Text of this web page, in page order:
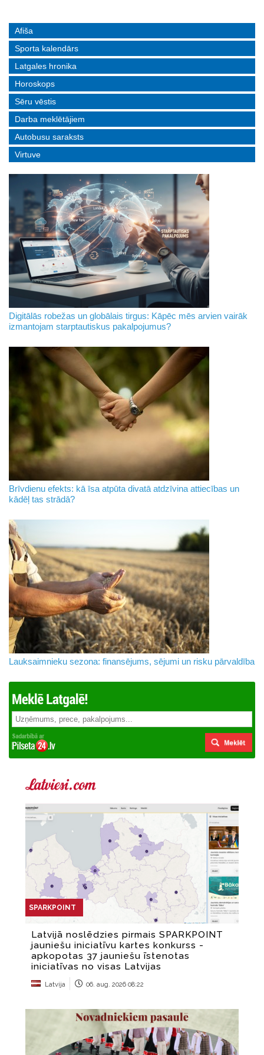
Afiša
Sporta kalendārs
Latgales hronika
Horoskops
Sēru vēstis
Darba meklētājiem
Autobusu saraksts
Virtuve
Digitālās robežas un globālais tirgus: Kāpēc mēs arvien vairāk
izmantojam starptautiskus pakalpojumus?
Brīvdienu efekts: kā īsa atpūta divatā atdzīvina attiecības un
kādēļ tas strādā?
Lauksaimnieku sezona: finansējums, sējumi un risku pārvaldība